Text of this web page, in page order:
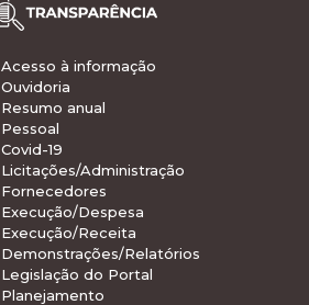
Acesso à informação
Ouvidoria
Resumo anual
Pessoal
Covid-19
Licitações/Administração
Fornecedores
Execução/Despesa
Execução/Receita
Demonstrações/Relatórios
Legislação do Portal
Planejamento